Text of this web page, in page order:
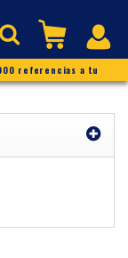
referencias a tu